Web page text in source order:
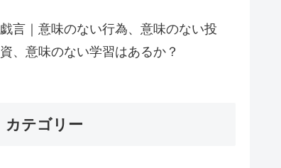
戯言｜意味のない行為、意味のない投
資、意味のない学習はあるか？
カテゴリー